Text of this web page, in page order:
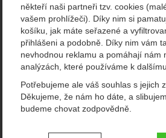
někteří naši partneři tzv. cookies
vašem prohlížeči). Díky nim si
košíku, jak máte seřazené a
přihlášeni a podobně. Díky nim vám
nevhodnou reklamu a pomáhají nám
analýzách, které používáme k
Potřebujeme ale váš souhlas s jejich
Děkujeme, že nám ho dáte, a
budeme chovat zodpovědně.
Nastavení souhlasů s
Fotografie